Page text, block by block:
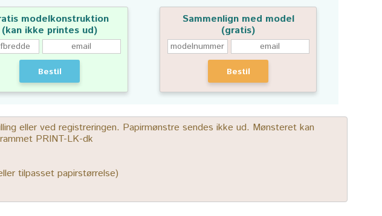
modelkonstruktion
(kan ikke printes ud)
Bestil
Sammenlign med model
(gratis)
Bestil
eller ved registreringen. Papirmønstre sendes ikke ud. Mønsteret kan
PRINT-LK-dk
tilpasset papirstørrelse)